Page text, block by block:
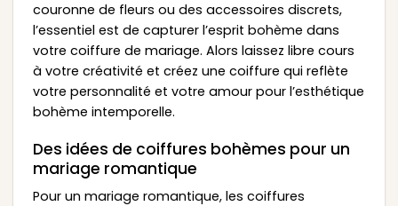
couronne de fleurs ou des accessoires discrets,
l’essentiel est de capturer l’esprit bohème dans
votre coiffure de mariage. Alors laissez libre cours
à votre créativité et créez une coiffure qui reflète
votre personnalité et votre amour pour l’esthétique
bohème intemporelle.
Des idées de coiffures bohèmes pour un
mariage romantique
Pour un mariage romantique, les coiffures